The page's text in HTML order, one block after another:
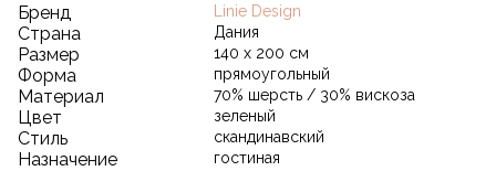
Бренд Linie Design
Страна Дания
Размер 140 х 200 см
Форма прямоугольный
Материал 70% шерсть / 30% вискоза
Цвет зеленый
Стиль скандинавский
Назначение гостиная